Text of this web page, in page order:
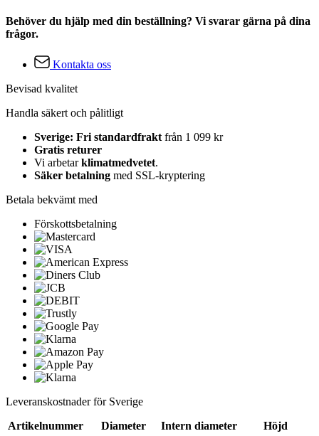
Behöver du hjälp med din beställning? Vi svarar gärna på dina
frågor.
Kontakta oss
Bevisad kvalitet
Handla säkert och pålitligt
Sverige: Fri standardfrakt från 1 099 kr
Gratis returer
Vi arbetarklimatmedvetet.
Säker betalning med SSL-kryptering
Betala bekvämt med
Förskottsbetalning
Leveranskostnader för Sverige
Artikelnummer
Diameter Intern diameter
Höjd